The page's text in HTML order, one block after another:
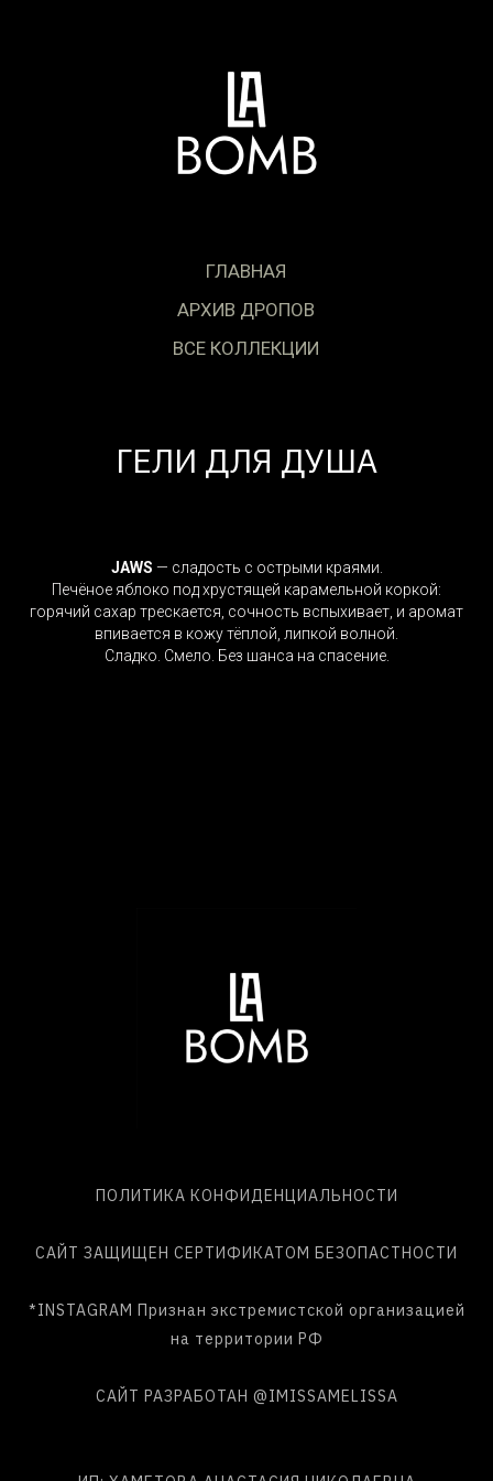
ГЕЛИ ДЛЯ ДУША
JAWS — сладость с острыми краями.
Печёное яблоко под хрустящей карамельной коркой:
горячий сахар трескается, сочность вспыхивает, и аромат
впивается в кожу тёплой, липкой волной.
Сладко. Смело. Без шанса на спасение.
ПОЛИТИКА КОНФИДЕНЦИАЛЬНОСТИ
САЙТ ЗАЩИЩЕН СЕРТИФИКАТОМ БЕЗОПАСТНОСТИ
*INSTAGRAM Признан экстремистской организацией
на территории РФ
САЙТ РАЗРАБОТАН @IMISSAMELISSA